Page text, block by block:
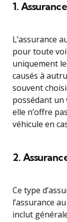
1.
L’assurance
pour toute
uniquement
causés à
souvent
possédant un
elle n’offre
véhicule en
2.
Ce type
l’assurance
inclut